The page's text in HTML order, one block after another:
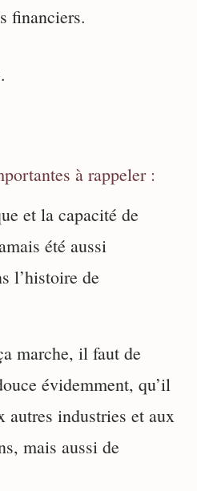
financiers.
à rappeler :
et la capacité de
été aussi
l’histoire de
marche, il faut de
évidemment, qu’il
autres industries et aux
mais aussi de